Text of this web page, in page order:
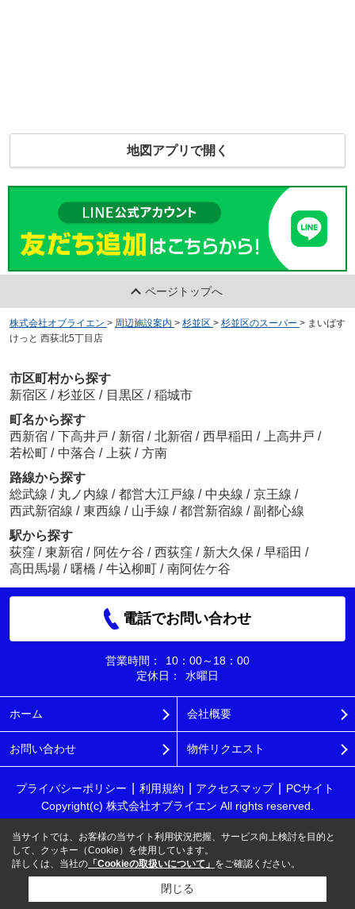
地図アプリで開く
ページトップへ
株式会社オブライエン > 周辺施設案内 > 杉並区 > 杉並区のスーパー > まいばす
けっと 西荻北5丁目店
市区町村から探す
新宿区 / 杉並区 / 目黒区 / 稲城市
町名から探す
西新宿 / 下高井戸 / 新宿 / 北新宿 / 西早稲田 / 上高井戸 /
若松町 / 中落合 / 上荻 / 方南
路線から探す
総武線 / 丸ノ内線 / 都営大江戸線 / 中央線 / 京王線 /
西武新宿線 / 東西線 / 山手線 / 都営新宿線 / 副都心線
駅から探す
荻窪 / 東新宿 / 阿佐ケ谷 / 西荻窪 / 新大久保 / 早稲田 /
高田馬場 / 曙橋 / 牛込柳町 / 南阿佐ケ谷
電話でお問い合わせ
営業時間：
10：00～18：00
定休日：
水曜日
ホーム 会社概要
お問い合わせ 物件リクエスト
プライバシーポリシー 利用規約 アクセスマップ
PCサイト
Copyright(c) 株式会社オブライエン All rights reserved.
当サイトでは、お客様の当サイト利用状況把握、サービス向上検討を目的と
して、クッキー（Cookie）を使用しています。
詳しくは、当社の 「Cookieの取扱いについて」 をご確認ください。
閉じる